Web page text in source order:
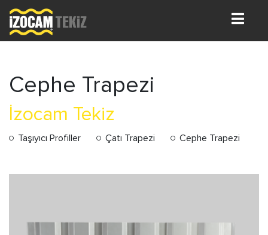
Cephe Trapezi
İzocam Tekiz
Taşıyıcı Profiller Çatı Trapezi Cephe Trapezi